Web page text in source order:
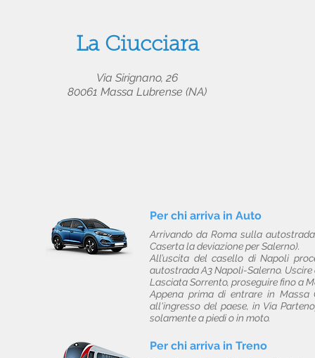
La Ciucciara
Via Sirignano, 26
80061 Massa Lubrense (NA)
Per chi arriva in Auto
Arrivando da Roma sulla
Caserta la deviazione per Salerno).
All’uscita del casello di Napoli
autostrada A3 Napoli-Salerno. Uscire
Lasciata Sorrento, proseguire fino a
Appena prima di entrare in Massa
all'ingresso del paese, in Via
solamente a piedi o in moto.
Per chi arriva in Treno